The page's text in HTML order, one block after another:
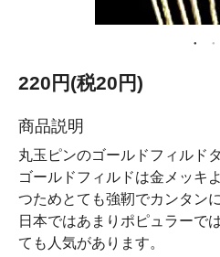
220円(税20円)
商品説明
丸玉ピンのゴールドフィルド
ゴールドフィルドは金メッキ
つためとても強靭でカンタン
日本ではあまりポピュラーで
ても人気があります。